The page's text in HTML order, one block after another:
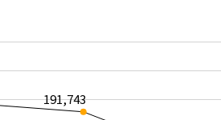
191,743